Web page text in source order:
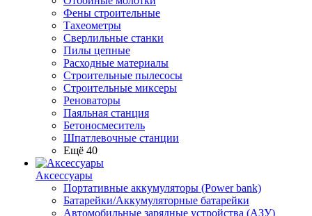
Фены строительные
Тахеометры
Сверлильные станки
Пилы цепные
Расходные материалы
Строительные пылесосы
Строительные миксеры
Реноваторы
Паяльная станция
Бетоносмеситель
Шпатлевочные станции
Ещё 40
Аксессуары
Портативные аккумуляторы (Power bank)
Батарейки/Аккумуляторные батарейки
Автомобильные зарядные устройства (АЗУ)